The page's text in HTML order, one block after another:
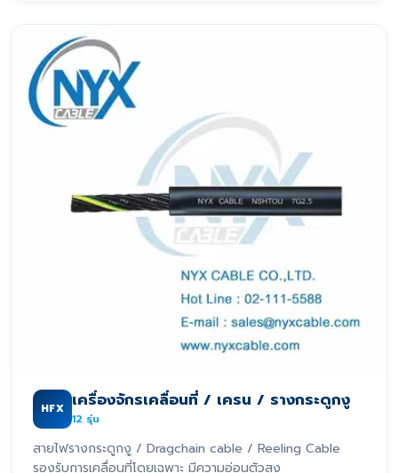
HFX เครื่องจักรเคลื่อนที่ / เครน / รางกระดูกงู
12 รุ่น
สายไฟรางกระดูกงู / Dragchain cable / Reeling Cable
รองรับการเคลื่อนที่โดยเฉพาะ มีความอ่อนตัวสูง